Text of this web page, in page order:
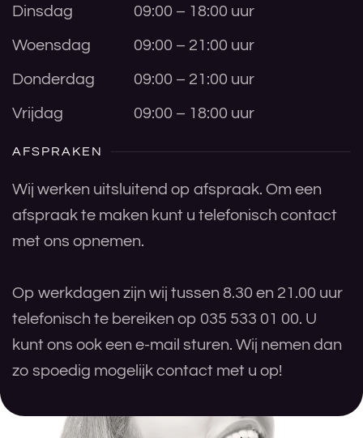
Dinsdag 09:00 – 18:00 uur
Woensdag 09:00 – 21:00 uur
Donderdag 09:00 – 21:00 uur
Vrijdag 09:00 – 18:00 uur
AFSPRAKEN
Wij werken uitsluitend op afspraak. Om een
afspraak te maken kunt u telefonisch contact
met ons opnemen.
Op werkdagen zijn wij tussen 8.30 en 21.00 uur
telefonisch te bereiken op 035 533 01 00. U
kunt ons ook een e-mail sturen. Wij nemen dan
zo spoedig mogelijk contact met u op!